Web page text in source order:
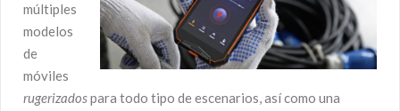
múltiples
modelos
de
móviles
rugerizadospara todo tipo de escenarios, así como una